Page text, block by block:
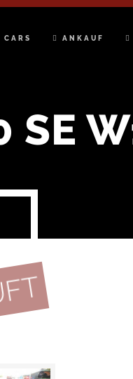
CARS ANKAUF
SE